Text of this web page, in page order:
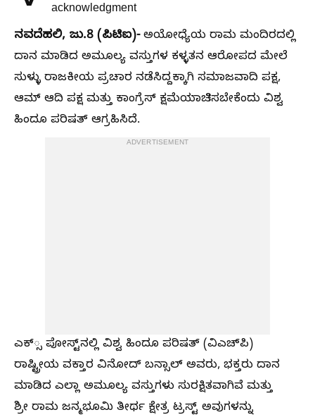
acknowledgment
ನವದೆಹಲಿ, ಜು.8 (ಪಿಟಿಐ)-ಅಯೋಧ್ಯೆಯ ರಾಮ ಮಂದಿರದಲ್ಲಿ
ದಾನ ಮಾಡಿದ ಅಮೂಲ್ಯ ವಸ್ತುಗಳ ಕಳ್ಳತನ ಆರೋಪದ ಮೇಲೆ
ಸುಳ್ಳು ರಾಜಕೀಯ ಪ್ರಚಾರ ನಡೆಸಿದ್ದಕ್ಕಾಗಿ ಸಮಾಜವಾದಿ ಪಕ್ಷ,
ಆಮ್‌ ಆದಿ ಪಕ್ಷ ಮತ್ತು ಕಾಂಗ್ರೆಸ್‌‍ ಕ್ಷಮೆಯಾಚಿಸಬೇಕೆಂದು ವಿಶ್ವ
ಹಿಂದೂ ಪರಿಷತ್‌ ಆಗ್ರಹಿಸಿದೆ.
ADVERTISEMENT
ಎಕ್‌್ಸ ಪೋಸ್ಟ್‌ನಲ್ಲಿ ವಿಶ್ವ ಹಿಂದೂ ಪರಿಷತ್‌ (ವಿಎಚ್‌ಪಿ)
ರಾಷ್ಟ್ರೀಯ ವಕ್ತಾರ ವಿನೋದ್‌ ಬನ್ಸಾಲ್‌‍ ಅವರು, ಭಕ್ತರು ದಾನ
ಮಾಡಿದ ಎಲ್ಲಾ ಅಮೂಲ್ಯ ವಸ್ತುಗಳು ಸುರಕ್ಷಿತವಾಗಿವೆ ಮತ್ತು
ಶ್ರೀ ರಾಮ ಜನ್ಮಭೂಮಿ ತೀರ್ಥ ಕ್ಷೇತ್ರ ಟ್ರಸ್ಟ್‌ ಅವುಗಳನ್ನು